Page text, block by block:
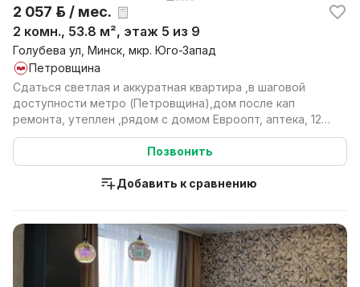
2 057 р. / мес.
2 комн., 53.8 м², этаж 5 из 9
Голубева ул, Минск, мкр. Юго-Запад
Петровщина
Сдаться светлая и аккуратная квартира ,в шаговой
доступности метро (Петровщина),дом после кап
ремонта, утеплен ,рядом с домом Евроопт, аптека, 12
гим...
Позвонить
Добавить к сравнению